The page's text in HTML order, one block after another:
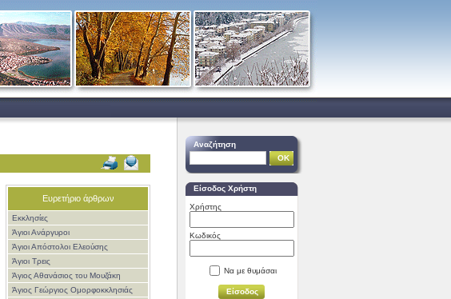
Ευρετήριο άρθρων
Εκκλησίες
Άγιοι Ανάργυροι
Άγιοι Απόστολοι Ελεούσης
Άγιοι Τρεις
Άγιος Αθανάσιος του Μουζάκη
Άγιος Γεώργιος Ομορφοκκλησιάς
Αναζήτηση
Είσοδος Χρήστη
Χρήστης
Κωδικός
Να με θυμάσαι